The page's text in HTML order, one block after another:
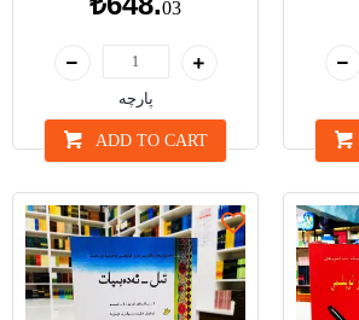
03
پارچە
ADD TO CART